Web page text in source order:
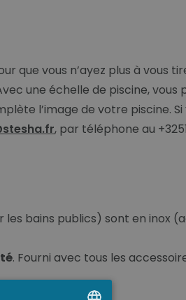
que vous n’ayez plus à vous
une échelle de piscine,
l’image de votre piscine. Si
, par téléphone au
bains publics) sont en inox
. Fourni avec tous les